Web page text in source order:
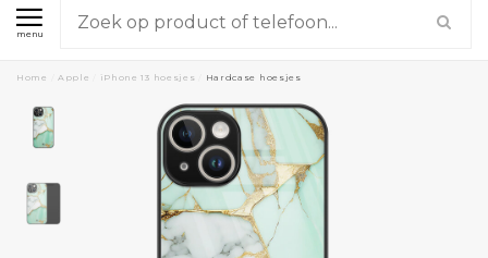
menu
Home Apple iPhone 13 hoesjes Hardcase hoesjes